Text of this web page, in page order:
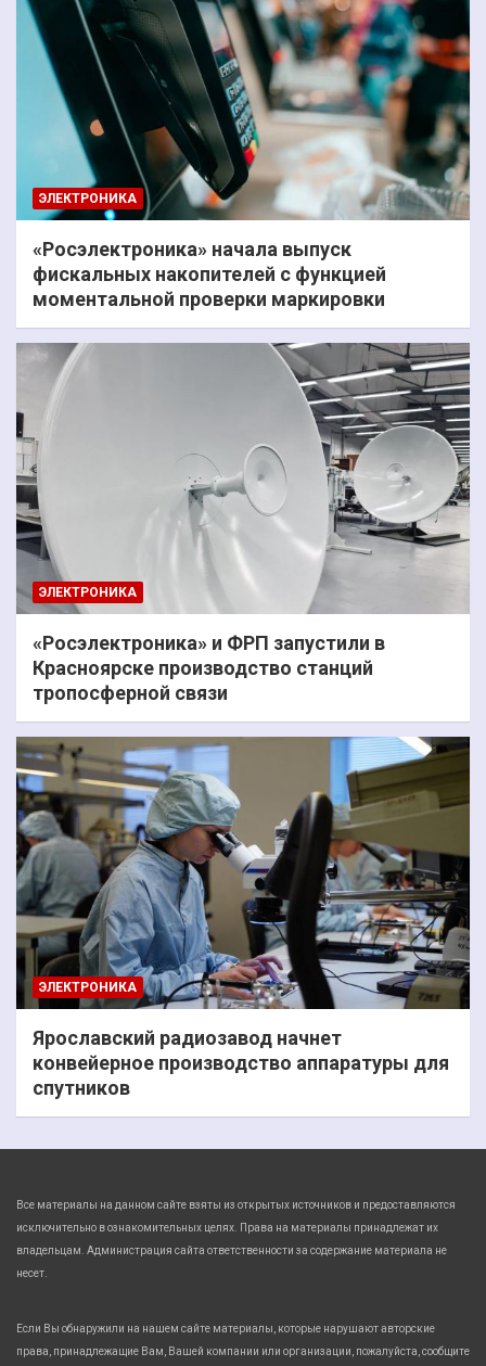
ЭЛЕКТРОНИКА
«Росэлектроника» начала выпуск
фискальных накопителей с функцией
моментальной проверки маркировки
ЭЛЕКТРОНИКА
«Росэлектроника» и ФРП запустили в
Красноярске производство станций
тропосферной связи
ЭЛЕКТРОНИКА
Ярославский радиозавод начнет
конвейерное производство аппаратуры для
спутников
Все материалы на данном сайте взяты из открытых источников и предоставляются
исключительно в ознакомительных целях. Права на материалы принадлежат их
владельцам. Администрация сайта ответственности за содержание материала не
несет.
Если Вы обнаружили на нашем сайте материалы, которые нарушают авторские
права, принадлежащие Вам, Вашей компании или организации, пожалуйста, сообщите